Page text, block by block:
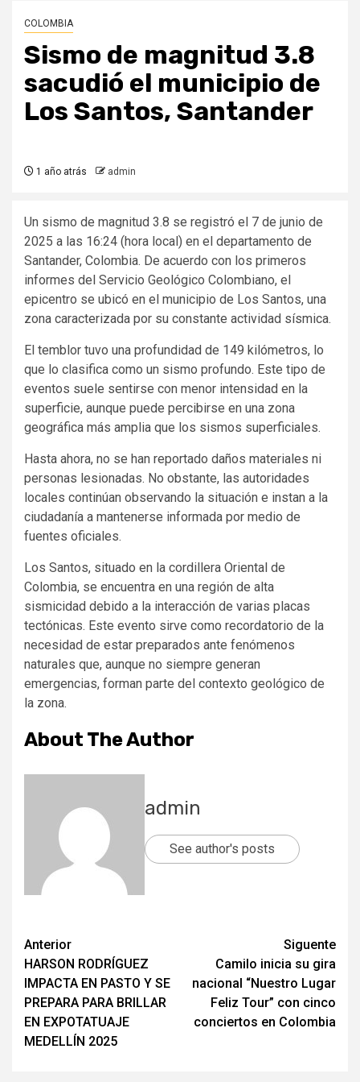
COLOMBIA
Sismo de magnitud 3.8
sacudió el municipio de
Los Santos, Santander
1 año atrás admin
Un sismo de magnitud 3.8 se registró el 7 de junio de
2025 a las 16:24 (hora local) en el departamento de
Santander, Colombia. De acuerdo con los primeros
informes del Servicio Geológico Colombiano, el
epicentro se ubicó en el municipio de Los Santos, una
zona caracterizada por su constante actividad sísmica.
El temblor tuvo una profundidad de 149 kilómetros, lo
que lo clasifica como un sismo profundo. Este tipo de
eventos suele sentirse con menor intensidad en la
superficie, aunque puede percibirse en una zona
geográfica más amplia que los sismos superficiales.
Hasta ahora, no se han reportado daños materiales ni
personas lesionadas. No obstante, las autoridades
locales continúan observando la situación e instan a la
ciudadanía a mantenerse informada por medio de
fuentes oficiales.
Los Santos, situado en la cordillera Oriental de
Colombia, se encuentra en una región de alta
sismicidad debido a la interacción de varias placas
tectónicas. Este evento sirve como recordatorio de la
necesidad de estar preparados ante fenómenos
naturales que, aunque no siempre generan
emergencias, forman parte del contexto geológico de
la zona.
About The Author
admin
See author's posts
Post
navigation
Anterior
HARSON RODRÍGUEZ
IMPACTA EN PASTO Y SE
PREPARA PARA BRILLAR
EN EXPOTATUAJE
MEDELLÍN 2025
Siguente
Camilo inicia su gira
nacional “Nuestro Lugar
Feliz Tour” con cinco
conciertos en Colombia